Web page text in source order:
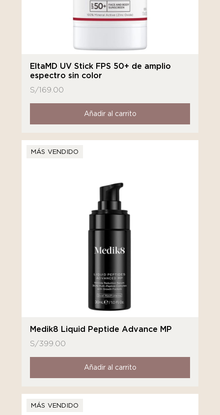
EltaMD UV Stick FPS 50+ de amplio
espectro sin color
S/169.00
Añadir al carrito
MÁS VENDIDO
Medik8 Liquid Peptide Advance MP
S/399.00
Añadir al carrito
MÁS VENDIDO